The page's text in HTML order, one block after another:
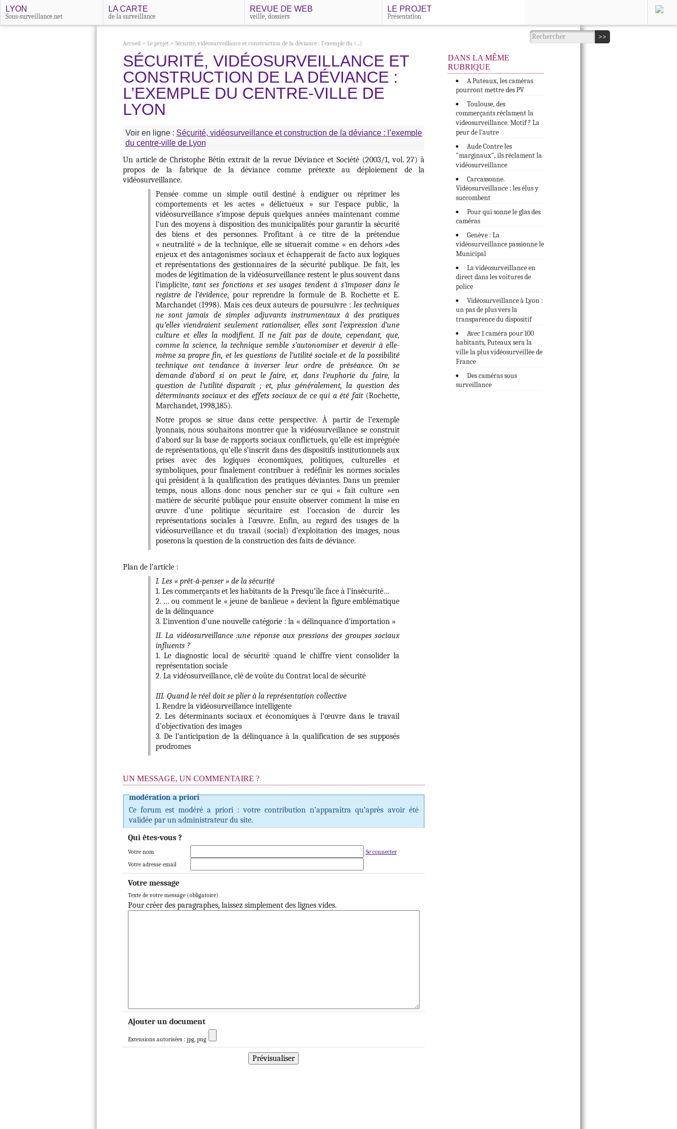
LYON
Sous-surveillance.net
LA CARTE
de la surveillance
REVUE DE WEB
veille, dossiers
LE PROJET
Présentation
Accueil > Le projet> Sécurité, vidéosurveillance et construction de la déviance : l’exemple du (...)
SÉCURITÉ, VIDÉOSURVEILLANCE ET
CONSTRUCTION DE LA DÉVIANCE :
L’EXEMPLE DU CENTRE-VILLE DE
LYON
Voir en ligne : Sécurité, vidéosurveillance et construction de la déviance : l’exemple
du centre-ville de Lyon
Un article de Christophe Bétin extrait de la revue Déviance et Société (2003/1, vol. 27) à
propos de la fabrique de la déviance comme prétexte au déploiement de la
vidéosurveillance.
Pensée comme un simple outil destiné à endiguer ou réprimer les
comportements et les actes « délictueux » sur l’espace public, la
vidéosurveillance s’impose depuis quelques années maintenant comme
l’un des moyens à disposition des municipalités pour garantir la sécurité
des biens et des personnes. Profitant à ce titre de la prétendue
« neutralité » de la technique, elle se situerait comme « en dehors »des
enjeux et des antagonismes sociaux et échapperait de facto aux logiques
et représentations des gestionnaires de la sécurité publique. De fait, les
modes de légitimation de la vidéosurveillance restent le plus souvent dans
l’implicite,tant ses fonctions et ses usages tendent à s’imposer dans le
registre de l’évidence, pour reprendre la formule de B. Rochette et E.
Marchandet (1998). Mais ces deux auteurs de poursuivre : les techniques
ne sont jamais de simples adjuvants instrumentaux à des pratiques
qu’elles viendraient seulement rationaliser, elles sont l’expression d’une
culture et elles la modifient. Il ne fait pas de doute, cependant, que,
comme la science, la technique semble s’autonomiser et devenir à elle-
même sa propre fin, et les questions de l’utilité sociale et de la possibilité
technique ont tendance à inverser leur ordre de préséance. On se
demande d’abord si on peut le faire, et, dans l’euphorie du faire, la
question de l’utilité disparaît ; et, plus généralement, la question des
déterminants sociaux et des effets sociaux de ce qui a été fait(Rochette,
Marchandet, 1998,185).
Notre propos se situe dans cette perspective. À partir de l’exemple
lyonnais, nous souhaitons montrer que la vidéosurveillance se construit
d’abord sur la base de rapports sociaux conflictuels, qu’elle est imprégnée
de représentations, qu’elle s’inscrit dans des dispositifs institutionnels aux
prises avec des logiques économiques, politiques, culturelles et
symboliques, pour finalement contribuer à redéfinir les normes sociales
qui président à la qualification des pratiques déviantes. Dans un premier
temps, nous allons donc nous pencher sur ce qui « fait culture »en
matière de sécurité publique pour ensuite observer comment la mise en
œuvre d’une politique sécuritaire est l’occasion de durcir les
représentations sociales à l’œuvre. Enfin, au regard des usages de la
vidéosurveillance et du travail (social) d’exploitation des images, nous
poserons la question de la construction des faits de déviance.
Plan de l’article :
I. Les « prêt-à-penser » de la sécurité
1. Les commerçants et les habitants de la Presqu’île face à l’insécurité…
2. … ou comment le « jeune de banlieue » devient la figure emblématique
de la délinquance
3. L’invention d’une nouvelle catégorie : la « délinquance d’importation »
II. La vidéosurveillance :une réponse aux pressions des groupes sociaux
influents ?
1. Le diagnostic local de sécurité :quand le chiffre vient consolider la
représentation sociale
2. La vidéosurveillance, clé de voûte du Contrat local de sécurité
III. Quand le réel doit se plier à la représentation collective
1. Rendre la vidéosurveillance intelligente
2. Les déterminants sociaux et économiques à l’œuvre dans le travail
d’objectivation des images
3. De l’anticipation de la délinquance à la qualification de ses supposés
prodromes
UN MESSAGE, UN COMMENTAIRE ?
modération a priori
Ce forum est modéré a priori : votre contribution n’apparaîtra qu’après avoir été
validée par un administrateur du site.
Qui êtes-vous ?
Votre nom
Se connecter
Votre adresse email
Votre message
Texte de votre message (obligatoire)
Pour créer des paragraphes, laissez simplement des lignes vides.
Ajouter un document
Extensions autorisées : jpg, png
DANS LA MÊME
RUBRIQUE
A Puteaux, les caméras
pourront mettre des PV
Toulouse, des
commerçants réclament la
videosurveillance. Motif ? La
peur de l’autre
Aude Contre les
"marginaux", ils réclament la
vidéosurveillance
Carcassonne.
Vidéosurveillance : les élus y
succombent
Pour qui sonne le glas des
caméras
Genève : La
vidéosurveillance passionne le
Municipal
La vidéosurveillance en
direct dans les voitures de
police
Vidéosurveillance à Lyon :
un pas de plus vers la
transparence du dispositif
Avec 1 caméra pour 100
habitants, Puteaux sera la
ville la plus vidéosurveillée de
France
Des caméras sous
surveillance